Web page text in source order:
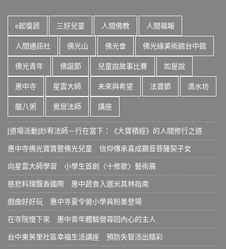
e起復蔬 三好兒童 人間佛教 人間福報
人間通訊社 佛光山 佛光會 佛光緣美術館台中館
佛光青年 佛誕節 兒童說故事比賽 如是說
惠中寺 星雲大師 未來與希望 法寶節 滴水坊
臘八粥 覺居法師 講座
[道場活動]妙宥法師－行在當下：《大寶積經》的人間修行之道
惠中寺佛光寶寶暨佛光兒童 信仰傳承喜成觀音菩薩契子女
向星雲大師學習 小學生首創〈十修歌〉藝術展
慈悲料理飄香國際 惠中蔬食入選米其林指南
戲曲好好玩 惠中寺夏令營小學員粉墨登場
在寺院慢下來 惠中青年體驗營尋回內心的主人
台中東英里社區幸福生活講座 預防失智活出精彩